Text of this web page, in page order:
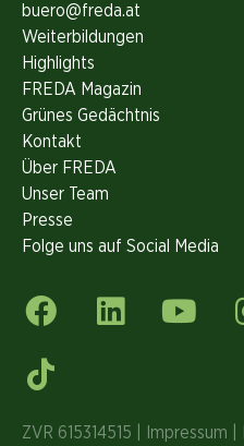
buero@freda.at
Weiterbildungen
Highlights
FREDA Magazin
Grünes Gedächtnis
Kontakt
Über FREDA
Unser Team
Presse
Folge uns auf Social Media
ZVR 615314515 | Impressum